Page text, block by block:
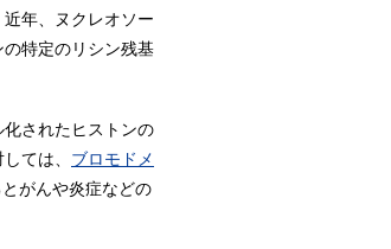
年、ヌクレオソー
特定のリシン残基
されたヒストンの
ては、 ブロモドメ
がんや炎症などの